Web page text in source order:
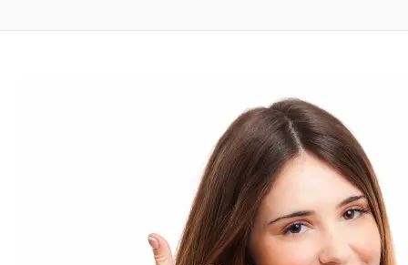
חדר חדשות
המלצות
ניהול מוניטין
צור קשר